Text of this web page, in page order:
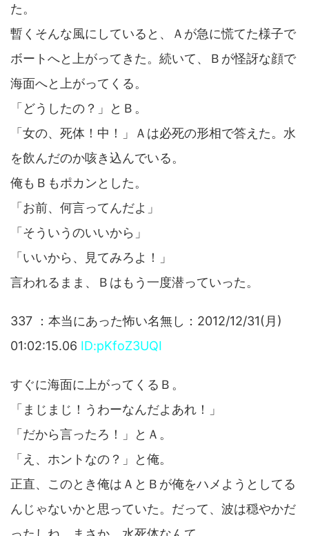
た。
暫くそんな風にしていると、Ａが急に慌てた様子で
ボートへと上がってきた。続いて、Ｂが怪訝な顔で
海面へと上がってくる。
「どうしたの？」とＢ。
「女の、死体！中！」Ａは必死の形相で答えた。水
を飲んだのか咳き込んでいる。
俺もＢもポカンとした。
「お前、何言ってんだよ」
「そういうのいいから」
「いいから、見てみろよ！」
言われるまま、Ｂはもう一度潜っていった。
337 ：本当にあった怖い名無し：2012/12/31(月)
01:02:15.06 ID:pKfoZ3UQI
すぐに海面に上がってくるＢ。
「まじまじ！うわーなんだよあれ！」
「だから言ったろ！」とＡ。
「え、ホントなの？」と俺。
正直、このとき俺はＡとＢが俺をハメようとしてる
んじゃないかと思っていた。だって、波は穏やかだ